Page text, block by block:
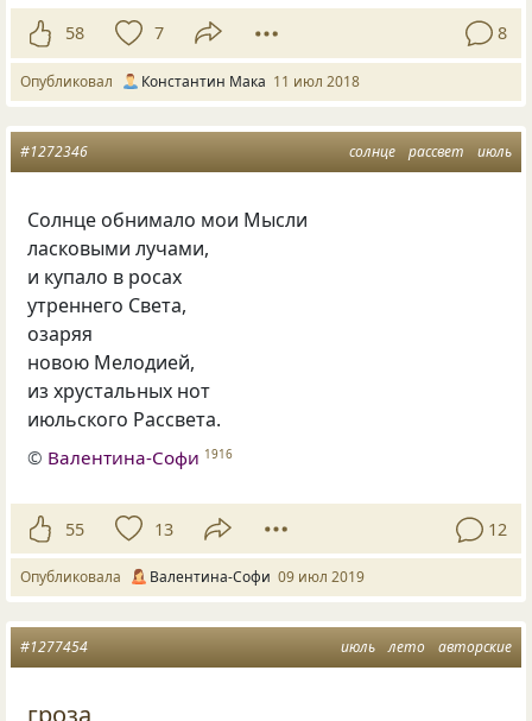
58 7 8
Опубликовал Константин Мака 11 июл 2018
солнце рассвет июль
#1272346
Солнце обнимало мои Мысли
ласковыми лучами,
и купало в росах
утреннего Света,
озаряя
новою Мелодией,
из хрустальных нот
июльского Рассвета.
© Валентина-Софи 1916
55 13 12
Опубликовала Валентина-Софи 09 июл 2019
июль лето авторские
#1277454
гроза